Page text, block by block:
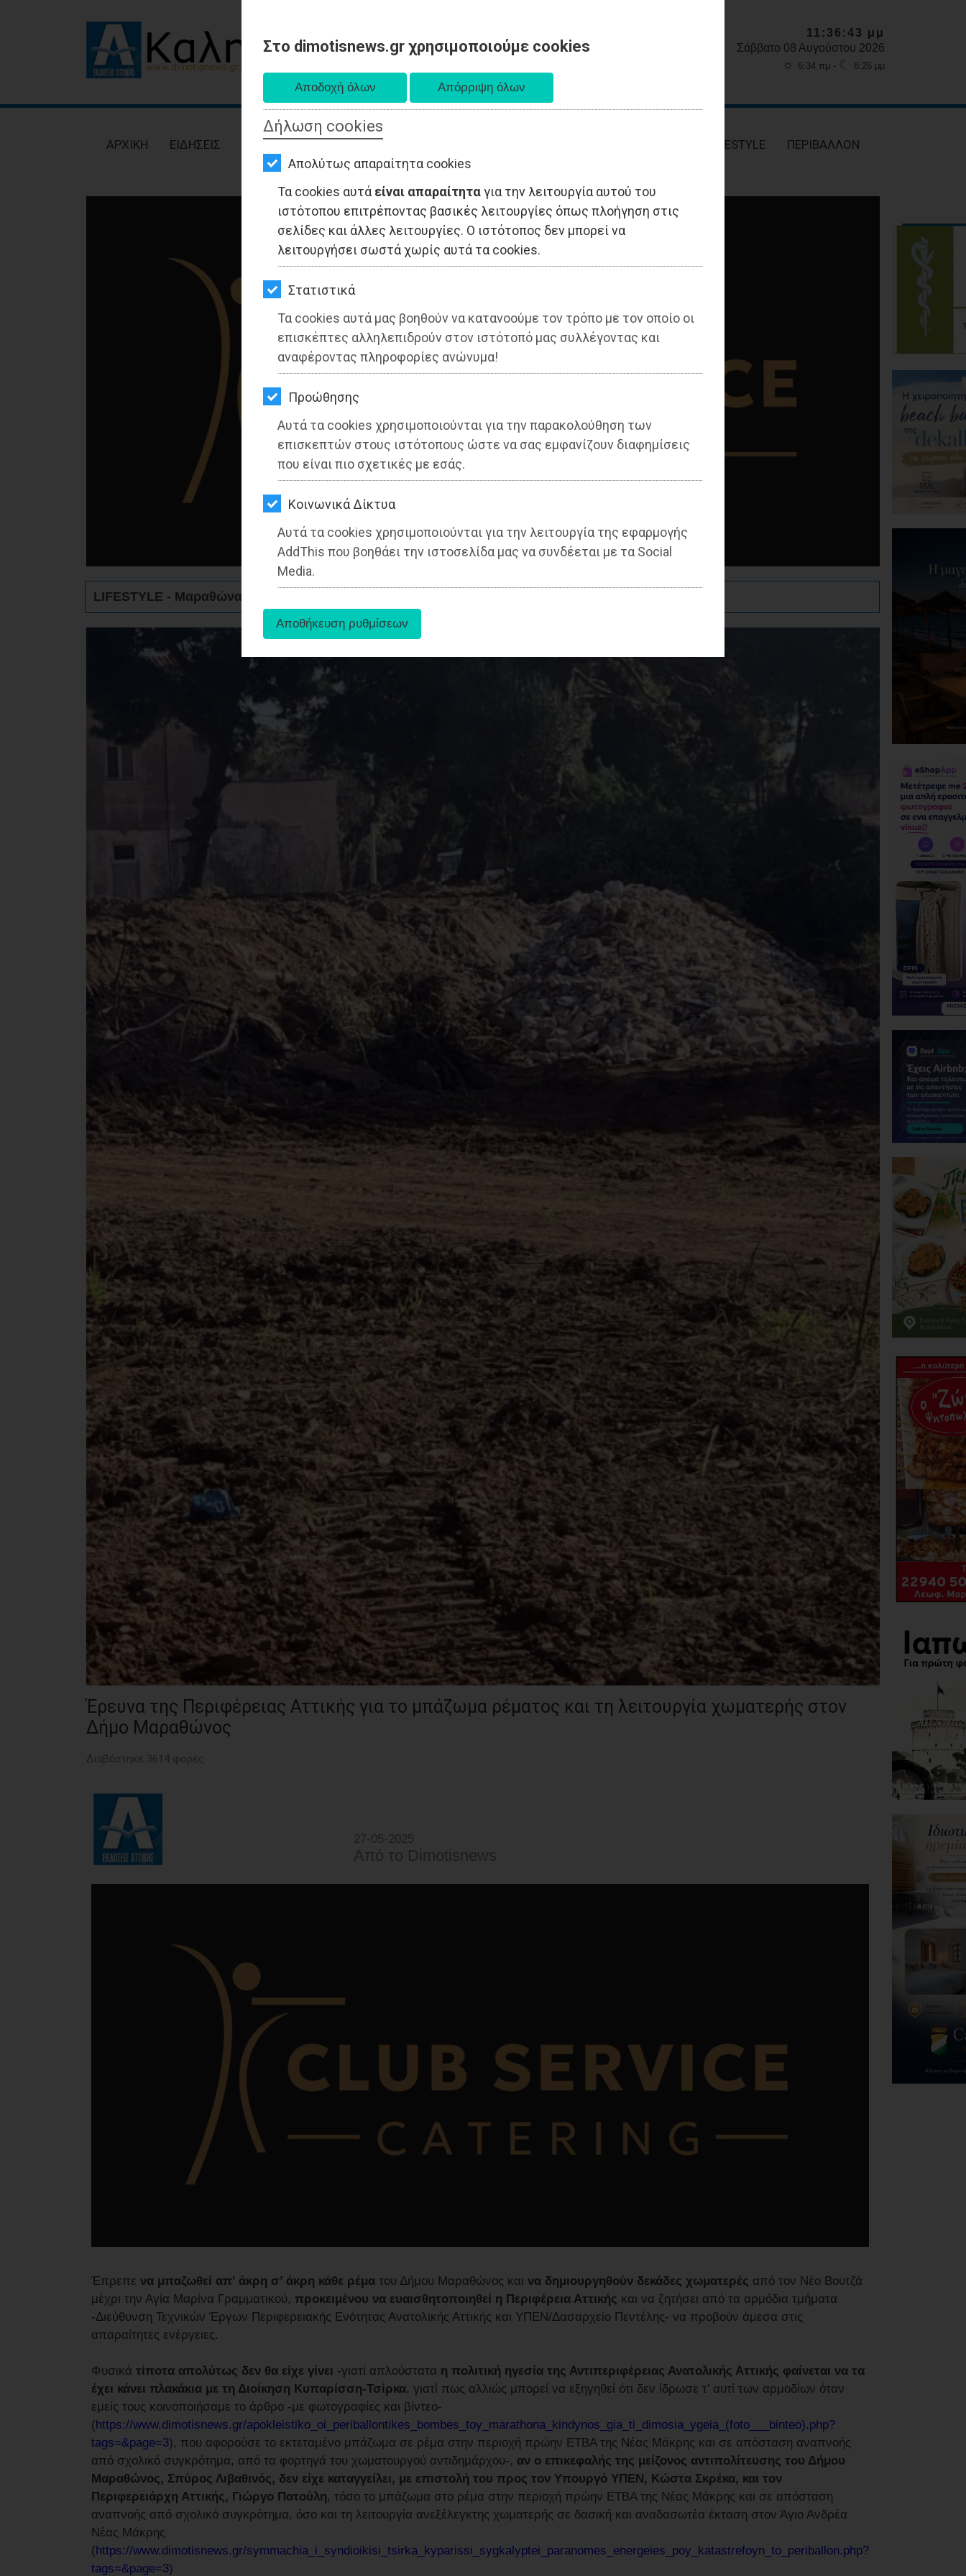
Στο dimotisnews.gr χρησιμοποιούμε cookies
Δήλωση cookies
Απολύτως απαραίτητα cookies
Τα cookies αυτά είναι απαραίτηταγια την λειτουργία αυτού του
ιστότοπου επιτρέποντας βασικές λειτουργίες όπως πλοήγηση στις
σελίδες και άλλες λειτουργίες. Ο ιστότοπος δεν μπορεί να
λειτουργήσει σωστά χωρίς αυτά τα cookies.
Στατιστικά
Τα cookies αυτά μας βοηθούν να κατανοούμε τον τρόπο με τον οποίο οι
επισκέπτες αλληλεπιδρούν στον ιστότοπό μας συλλέγοντας και
αναφέροντας πληροφορίες ανώνυμα!
Προώθησης
Αυτά τα cookies χρησιμοποιούνται για την παρακολούθηση των
επισκεπτών στους ιστότοπους ώστε να σας εμφανίζουν διαφημίσεις
που είναι πιο σχετικές με εσάς.
Kοινωνικά Δίκτυα
Αυτά τα cookies χρησιμοποιούνται για την λειτουργία της εφαρμογής
AddThis που βοηθάει την ιστοσελίδα μας να συνδέεται με τα Social
Media.
ΕΙΔΗΣΕΙΣ
ΑΓΓΕΛΙΕΣ
ΕΦΗΜΕΡΙΔΕΣ
OΔΗΓΟΣ
11:36:45 μμ
Σάββατο 08 Αυγούστου 2026
☼ 6:34 πμ - ☾ 8:26 μμ
AΡΧΙΚΗ ΕΙΔΗΣΕΙΣ LIFESTYLE ΠΕΡΙΒΑΛΛΟΝ
LIFESTYLE - Μαραθώνας
Έρευνα της Περιφέρειας Αττικής για το μπάζωμα ρέματος και τη λειτουργία χωματερής στον
Δήμο Μαραθώνος
Διαβάστηκε 3614 φορές
27-05-2025
Από τo Dimotisnews
Έπρεπε να μπαζωθεί απ’ άκρη σ’ άκρη κάθε ρέμα του Δήμου Μαραθώνος και να δημιουργηθούν δεκάδες χωματερές από τον Νέο Βουτζά
μέχρι την Αγία Μαρίνα Γραμματικού, προκειμένου να ευαισθητοποιηθεί η Περιφέρεια Αττικής και να ζητήσει από τα αρμόδια τμήματα
-Διεύθυνση Τεχνικών Έργων Περιφερειακής Ενότητας Ανατολικής Αττικής και ΥΠΕΝ/Δασαρχείο Πεντέλης- να προβούν άμεσα στις
απαραίτητες ενέργειες.
Φυσικά τίποτα απολύτως δεν θα είχε γίνει -γιατί απλούστατα η πολιτική ηγεσία της Αντιπεριφέρειας Ανατολικής Αττικής φαίνεται να τα
έχει κάνει πλακάκια με τη Διοίκηση Κυπαρίσση-Τσίρκα, γιατί πως αλλιώς μπορεί να εξηγηθεί ότι δεν ίδρωσε τ’ αυτί των αρμοδίων όταν
εμείς τους κοινοποιήσαμε το άρθρο -με φωτογραφίες και βίντεο-
(https://www.dimotisnews.gr/apokleistiko_oi_periballontikes_bombes_toy_marathona_kindynos_gia_ti_dimosia_ygeia_(foto___binteo).php?
tags=&page=3), που αφορούσε το εκτεταμένο μπάζωμα σε ρέμα στην περιοχή πρώην ΕΤΒΑ της Νέας Μάκρης και σε απόσταση αναπνοής
από σχολικό συγκρότημα, από τα φορτηγά του χωματουργού αντιδημάρχου-, αν ο επικεφαλής της μείζονος αντιπολίτευσης του Δήμου
Μαραθώνος, Σπύρος Λιβαθινός, δεν είχε καταγγείλει, με επιστολή του προς τον Υπουργό ΥΠΕΝ, Κώστα Σκρέκα, και τον
Περιφερειάρχη Αττικής, Γιώργο Πατούλη, τόσο το μπάζωμα στο ρέμα στην περιοχή πρώην ΕΤΒΑ της Νέας Μάκρης και σε απόσταση
αναπνοής από σχολικό συγκρότημα, όσο και τη λειτουργία ανεξέλεγκτης χωματερής σε δασική και αναδασωτέα έκταση στον Άγιο Ανδρέα
Νέας Μάκρης
(https://www.dimotisnews.gr/symmachia_i_syndioikisi_tsirka_kyparissi_sygkalyptei_paranomes_energeies_poy_katastrefoyn_to_periballon.php?
tags=&page=3)